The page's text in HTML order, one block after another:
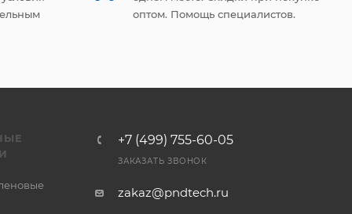
оптом. Помощь специалистов.
+7 (499) 755-60-05
ЗАКАЗАТЬ ЗВОНОК
zakaz@pndtech.ru